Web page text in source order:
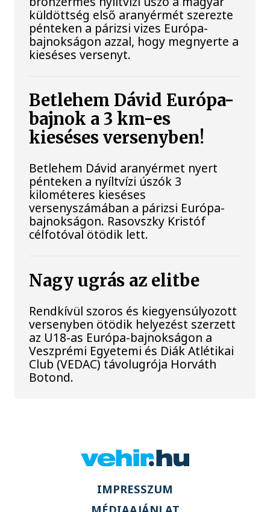
küldöttség első aranyérmét szerezte
pénteken a párizsi vizes Európa-
bajnokságon azzal, hogy megnyerte a
kieséses versenyt.
Betlehem Dávid Európa-
bajnok a 3 km-es
kieséses versenyben!
Betlehem Dávid aranyérmet nyert
pénteken a nyíltvízi úszók 3
kilométeres kieséses
versenyszámában a párizsi Európa-
bajnokságon. Rasovszky Kristóf
célfotóval ötödik lett.
Nagy ugrás az elitbe
Rendkívül szoros és kiegyensúlyozott
versenyben ötödik helyezést szerzett
az U18-as Európa-bajnokságon a
Veszprémi Egyetemi és Diák Atlétikai
Club (VEDAC) távolugrója Horváth
Botond.
IMPRESSZUM